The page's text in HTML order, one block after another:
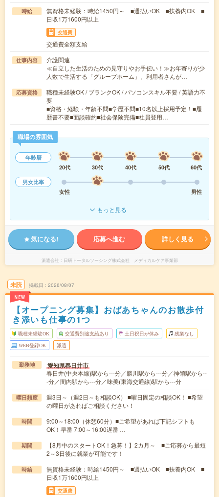
時給
無資格未経験：時給1450円～ ■週払いOK ■扶養内OK ■
日収1万1600円以上
交通費
交通費全額支給
仕事内容
介護関連
≪自立した生活のための見守りやお手伝い！≫お年寄りが少
人数で生活する「グループホーム」。利用者さんが…
応募資格
職種未経験OK / ブランクOK / パソコンスキル不要 / 英語力不
要
■資格・経験・年齢不問■学歴不問■10名以上採用予定！■履
歴書不要■面談確約■社会保険完備■社員登用…
職場の雰囲気
年齢層
20代
30代 40代 50代
60代
男女比率
女性
男性
もっと見る
気になる! 応募へ進む 詳しく見る
派遣会社 日研トータルソーシング株式会社 メディカルケア事業部
未読
NEW
掲載日 2026/08/07
【オープニング募集】おばあちゃんのお散歩付
き添いも仕事の1つ
職種未経験OK 交通費別途支給あり 土日祝日が休み 残業なし
WEB登録OK 派遣
勤務地 愛知県春日井市
春日井(中央本線)駅から---分／勝川駅から---分／神領駅から--
-分／間内駅から---分／味美(東海交通線)駅から---分
曜日頻度
週3日～（週2日～も相談OK） ■曜日固定の相談OK！ ■希望
の曜日があればご相談ください！
時間
9:00～18:00（休憩60分）■ご希望があれば下記シフトも
OK！早番 7:00～16:00遅番 …
期間
【8月中のスタートOK！急募！】2カ月～ ■ご応募から最短
2～3日後に就業が可能です！
時給
無資格未経験：時給1450円～ ■週払いOK ■扶養内OK ■
日収1万1600円以上
交通費